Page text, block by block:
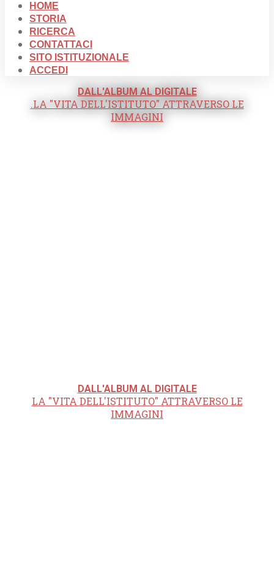
HOME
STORIA
RICERCA
CONTATTACI
SITO ISTITUZIONALE
ACCEDI
DALL'ALBUM AL DIGITALE
.LA "VITA DELL'ISTITUTO" ATTRAVERSO LE
IMMAGINI
DALL'ALBUM AL DIGITALE
LA "VITA DELL'ISTITUTO" ATTRAVERSO LE
IMMAGINI